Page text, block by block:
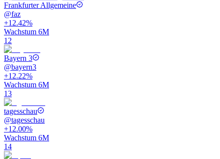
Frankfurter Allgemeine
@faz
+12.42%
Wachstum 6M
12
Bayern 3
@bayern3
+12.22%
Wachstum 6M
13
tagesschau
@tagesschau
+12.00%
Wachstum 6M
14